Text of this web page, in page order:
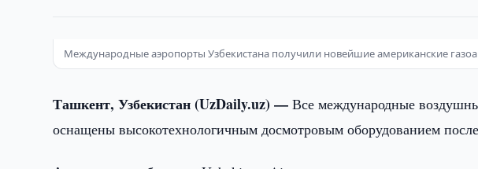
Международные аэропорты Узбекистана получили новейшие американские
Ташкент, Узбекистан (UzDaily.uz) —Все международные
оснащены высокотехнологичным досмотровым оборудованием